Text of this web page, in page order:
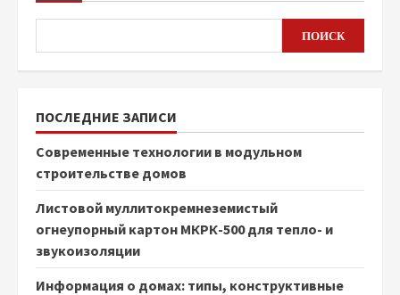
ПОИСК
ПОСЛЕДНИЕ ЗАПИСИ
Современные технологии в модульном
строительстве домов
Листовой муллитокремнеземистый
огнеупорный картон МКРК-500 для тепло- и
звукоизоляции
Информация о домах: типы, конструктивные